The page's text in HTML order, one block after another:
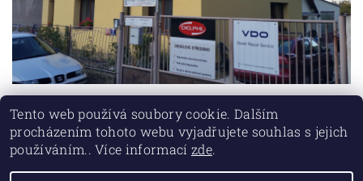
Lokality
Tento web používá soubory cookie. Dalším
procházením tohoto webu vyjadřujete souhlas s jejich
používáním.. Více informací zde.